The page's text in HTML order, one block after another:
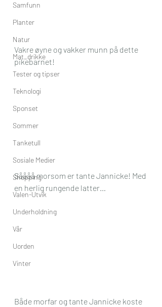
Samfunn
Planter
Natur
Mat_drikke
Tester og tipser
Teknologi
Sponset
Sommer
Tanketull
Sosiale Medier
Shopping
Valen-Utvik
Underholdning
Vår
Uorden
Vinter
Vakre øyne og vakker munn på dette
pikebarnet!
Såååå morsom er tante Jannicke! Med
en herlig rungende latter…
Både morfar og tante Jannicke koste